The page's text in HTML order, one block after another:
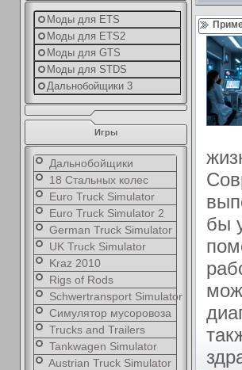
Моды для ETS
Моды для ETS2
Моды для GTS
Моды для STDS
Дальнобойщики 3
Игры
Дальнобойщики
18 Стальных колес
Euro Truck Simulator
Euro Truck Simulator 2
German Truck Simulator
UK Truck Simulator
Kraz 2010
Rigs of Rods
Schwertransport Simulator
Симулятор мусоровоза
Trucks and Trailers
Tankwagen Simulator
Austrian Truck Simulator
бы